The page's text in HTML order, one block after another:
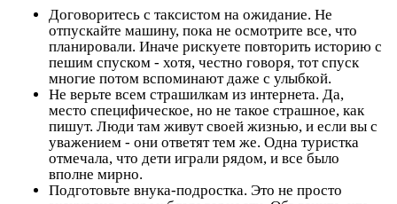
Договоритесь с таксистом на ожидание. Не
отпускайте машину, пока не осмотрите все, что
планировали. Иначе рискуете повторить историю с
пешим спуском - хотя, честно говоря, тот спуск
многие потом вспоминают даже с улыбкой.
Не верьте всем страшилкам из интернета. Да,
место специфическое, но не такое страшное, как
пишут. Люди там живут своей жизнью, и если вы с
уважением - они ответят тем же. Одна туристка
отмечала, что дети играли рядом, и все было
вполне мирно.
Подготовьте внука-подростка. Это не просто